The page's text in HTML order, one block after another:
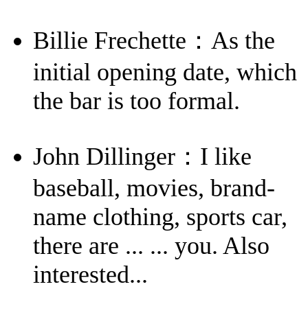
Billie Frechette：As the
initial opening date, which
the bar is too formal.
John Dillinger：I like
baseball, movies, brand-
name clothing, sports car,
there are ... ... you. Also
interested...